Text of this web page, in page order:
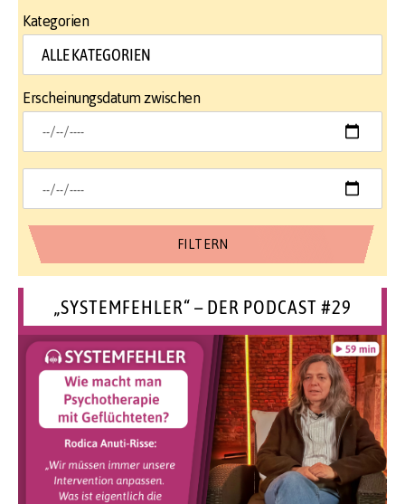
Kategorien
Erscheinungsdatum zwischen
„SYSTEMFEHLER“ – DER PODCAST #29